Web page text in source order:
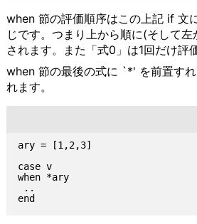
when 節の評価順序はこの上記 if 文
じです。つまり上から順に(そして
されます。また「式0」は1回だけ評
when 節の最後の式に `*' を前置す
れます。
ary = [1,2,3]
case v
when *ary
..